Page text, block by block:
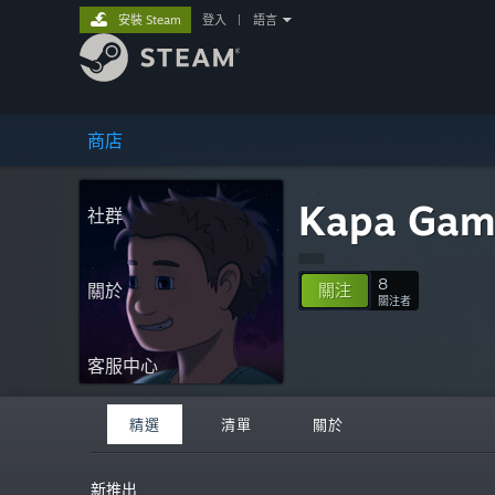
商店
社群
關於
客服中心
安裝 Steam 登入 語言
Kapa
關注 8
關注者
精選 清單 關於
新推出